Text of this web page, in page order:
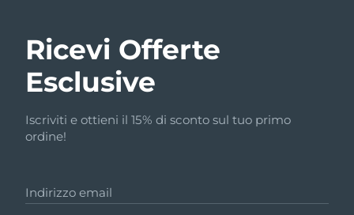
Ricevi Offerte
Esclusive
Iscriviti e ottieni il 15% di sconto sul tuo primo
ordine!
Indirizzo email